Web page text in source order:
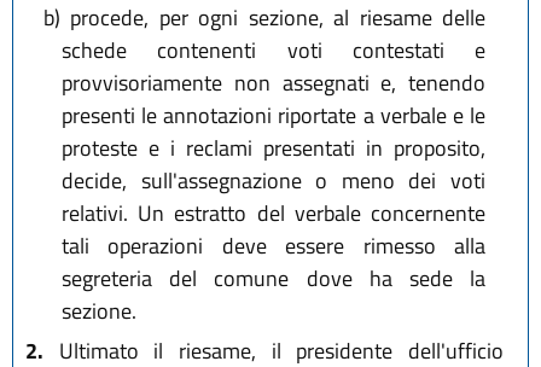
b) procede, per ogni sezione, al riesame delle
schede contenenti voti contestati e
provvisoriamente non assegnati e, tenendo
presenti le annotazioni riportate a verbale e le
proteste e i reclami presentati in proposito,
decide, sull'assegnazione o meno dei voti
relativi. Un estratto del verbale concernente
tali operazioni deve essere rimesso alla
segreteria del comune dove ha sede la
sezione.
2. Ultimato il riesame, il presidente dell'ufficio